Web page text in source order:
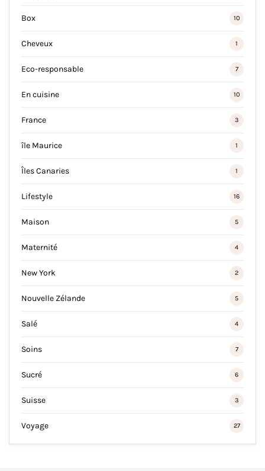
Box 10
Cheveux 1
Eco-responsable 7
En cuisine 10
France 3
île Maurice 1
Îles Canaries 1
Lifestyle 16
Maison 5
Maternité 4
New York 2
Nouvelle Zélande 5
Salé 4
Soins 7
Sucré 6
Suisse 3
Voyage 27